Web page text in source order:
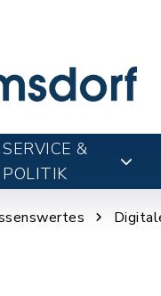
SERVICE &
POLITIK